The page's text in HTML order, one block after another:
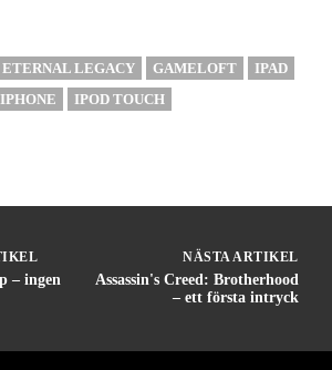
ETERNAL LEGACY GAMELOFT
IPAD
IPHONE
IPOD TOUCH
– ingen
NÄSTA ARTIKEL
Assassin's Creed: Brotherhood
– ett första intryck